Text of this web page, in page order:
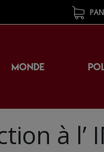
MONDE
à